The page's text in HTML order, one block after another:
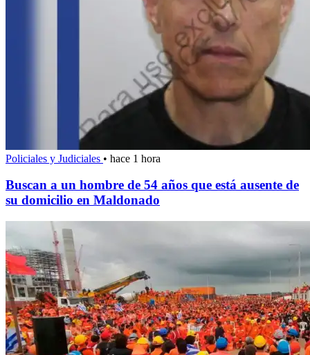
Policiales y Judiciales • hace 1 hora
Buscan a un hombre de 54 años que está ausente de
su domicilio en Maldonado